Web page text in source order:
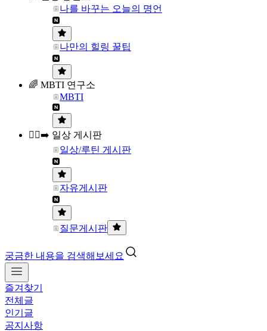
나를 바꾸는 오늘의 명언
나만의 힐링 꿀팁
🌈 MBTI 연구소
MBTI
🏃‍♀️‍➡️ 일상 게시판
일상/루틴 게시판
자유게시판
질문게시판
궁금한 내용을 검색해보세요
즐겨찾기
전체글
인기글
공지사항